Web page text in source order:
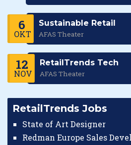
6
OKT
Sustainable Retail
AFAS Theater
12
NOV
RetailTrends Tech
AFAS Theater
RetailTrends Jobs
State of Art Designer
Redman Europe Sales